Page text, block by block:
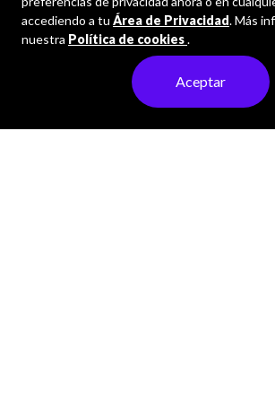
accediendo a tu Área de Privacidad. Más
nuestra Política de cookies.
Aceptar